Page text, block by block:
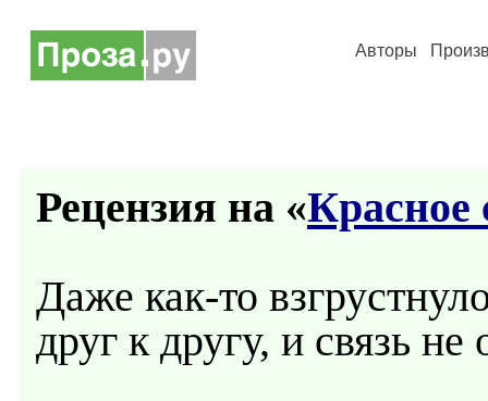
Авторы
Рецензия на «Красное
Даже как-то
друг к другу, и связь